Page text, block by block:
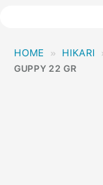
HOME HIKARI
GUPPY 22 GR